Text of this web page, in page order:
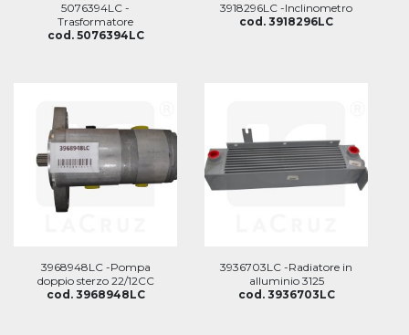
5076394LC -
Trasformatore
cod. 5076394LC
3918296LC -Inclinometro
cod. 3918296LC
3968948LC -Pompa
doppio sterzo 22/12CC
cod. 3968948LC
3936703LC -Radiatore in
alluminio 3125
cod. 3936703LC